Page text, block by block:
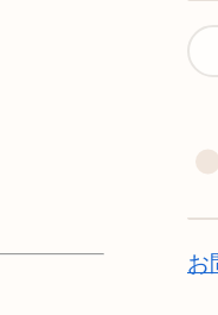
お